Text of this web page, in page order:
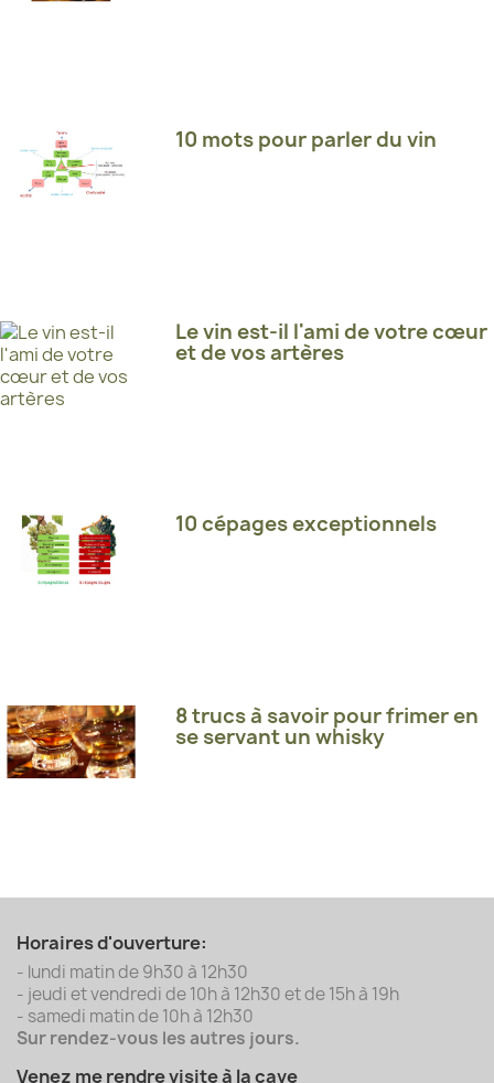
10 mots pour parler du vin
Le vin est-il l'ami de votre cœur
et de vos artères
10 cépages exceptionnels
8 trucs à savoir pour frimer en
se servant un whisky
Horaires d'ouverture:
- lundi matin de 9h30 à 12h30
- jeudi et vendredi de 10h à 12h30 et de 15h à 19h
- samedi matin de 10h à 12h30
Sur rendez-vous les autres jours.
Venez me rendre visite à la cave